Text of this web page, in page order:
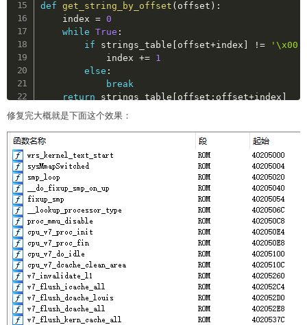
def get_string_by_offset ( offset ) :
    index
= 0
while
True :
if strings_table offset+index != '\x00'
            index
+= 1
else :
break
return strings_table offset : offset+index
def
    symbols
for offset len symbols_table
        symbol_item
symbols_table offset:
        flag
]
        string_offset
symbol_item[1:4].
        string_name
get_string_by_offset(
        target_address
(symbol_item[-4: ]
        symbols
, string_name,
return
def add_symbols symbols_meta_data
for flag target_address in
        idc
. MakeName target_address string_name
修复完大概就是下面这个效果：